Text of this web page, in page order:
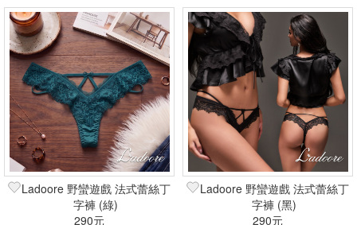
Ladoore 野蠻遊戲 法式蕾絲丁
字褲 (綠)
290元
Ladoore 野蠻遊戲 法式蕾絲丁
字褲 (黑)
290元